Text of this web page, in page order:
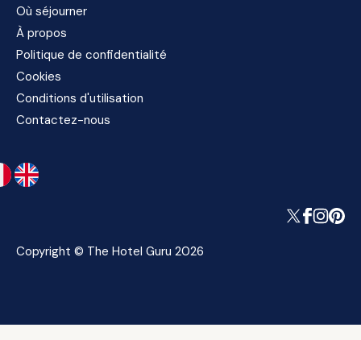
Où séjourner
À propos
Politique de confidentialité
Cookies
Conditions d'utilisation
Contactez-nous
Copyright © The Hotel Guru 2026